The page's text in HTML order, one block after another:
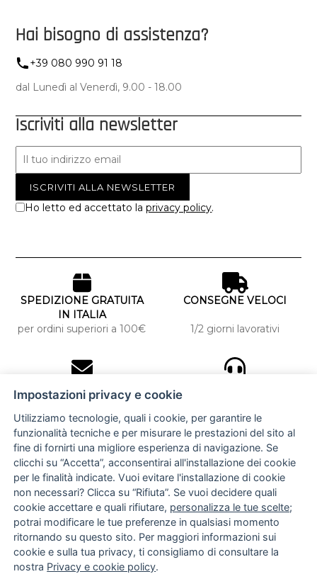
Hai bisogno di assistenza?
+39 080 990 91 18
dal Lunedì al Venerdì, 9.00 - 18.00
Iscriviti alla newsletter
Ho letto ed accettato laprivacy policy.
SPEDIZIONE GRATUITA
IN ITALIA
per ordini superiori a 100€
CONSEGNE VELOCI
1/2 giorni lavorativi
iscriviti alla newsletter
per tutti gli ordini
NUCCIA COSTANTINO
via Argiro 112/114 - 70122 Bari
+39 080 990 9118
+39 391 72 89 930
Impostazioni privacy e cookie
Utilizziamo tecnologie, quali i cookie, per garantire le
funzionalità tecniche e per misurare le prestazioni del sito al
fine di fornirti una migliore esperienza di navigazione. Se
clicchi su “Accetta”, acconsentirai all'installazione dei cookie
per le finalità indicate. Vuoi evitare l'installazione di cookie
non necessari? Clicca su “Rifiuta”. Se vuoi decidere quali
cookie accettare e quali rifiutare, personalizza le tue scelte;
potrai modificare le tue preferenze in qualsiasi momento
ritornando su questo sito. Per maggiori informazioni sui
cookie e sulla tua privacy, ti consigliamo di consultare la
nostra Privacy e cookie policy.